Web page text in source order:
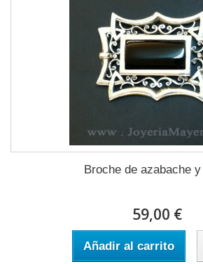
Broche de azabache
59,00 €
Añadir al carrito